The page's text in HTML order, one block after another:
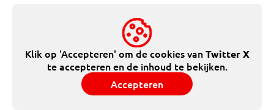
Klik op 'Accepteren' om de cookies vanTwitter X
te accepteren en de inhoud te bekijken.
Accepteren